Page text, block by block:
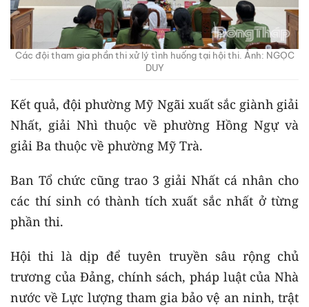
Các đội tham gia phần thi xử lý tình huống tại hội thi. Ảnh: NGỌC
DUY
Kết quả, đội phường Mỹ Ngãi xuất sắc giành giải
Nhất, giải Nhì thuộc về phường Hồng Ngự và
giải Ba thuộc về phường Mỹ Trà.
Ban Tổ chức cũng trao 3 giải Nhất cá nhân cho
các thí sinh có thành tích xuất sắc nhất ở từng
phần thi.
Hội thi là dịp để tuyên truyền sâu rộng chủ
trương của Đảng, chính sách, pháp luật của Nhà
nước về Lực lượng tham gia bảo vệ an ninh, trật